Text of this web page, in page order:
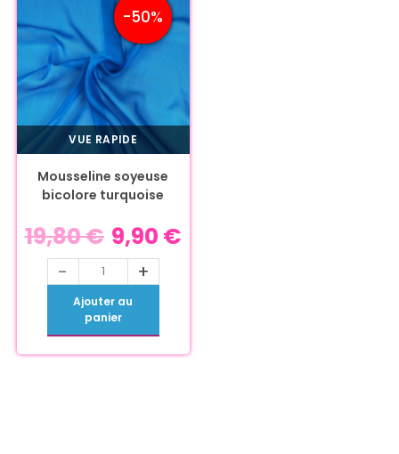
-50%
VUE RAPIDE
Mousseline soyeuse
bicolore turquoise
19,80€ 9,90 €
- +
Ajouter au
panier